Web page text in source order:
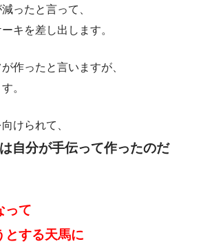
ったと言って、
キを差し出します。
作ったと言いますが、
。
けられて、
自分が手伝って作ったのだ
って
とする天馬に